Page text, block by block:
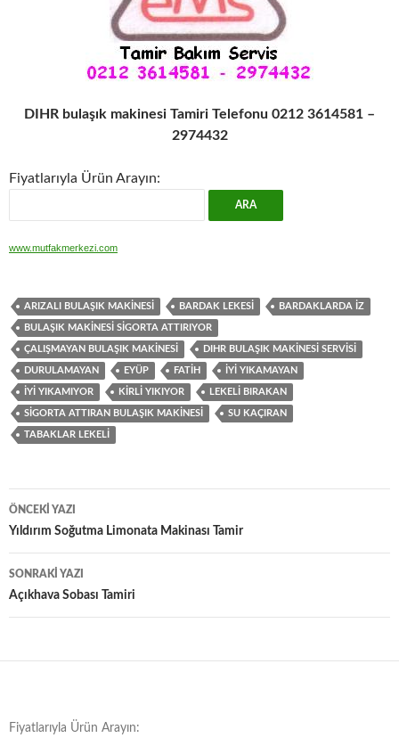
DIHR bulaşık makinesi Tamiri Telefonu 0212 3614581 –
2974432
Fiyatlarıyla Ürün Arayın:
www.mutfakmerkezi.com
ARIZALI BULAŞIK MAKINESI BARDAK LEKESI BARDAKLARDA IZ
BULAŞIK MAKINESI SIGORTA ATTIRIYOR
ÇALIŞMAYAN BULAŞIK MAKINESI DIHR BULAŞIK MAKINESI SERVISI
DURULAMAYAN EYÜP FATIH IYI YIKAMAYAN
IYI YIKAMIYOR KIRLI YIKIYOR LEKELI BIRAKAN
SIGORTA ATTIRAN BULAŞIK MAKINESI SU KAÇIRAN
TABAKLAR LEKELI
Yazı
dolaşımı
ÖNCEKI YAZI
Yıldırım Soğutma Limonata Makinası Tamir
SONRAKI YAZI
Açıkhava Sobası Tamiri
Fiyatlarıyla Ürün Arayın: